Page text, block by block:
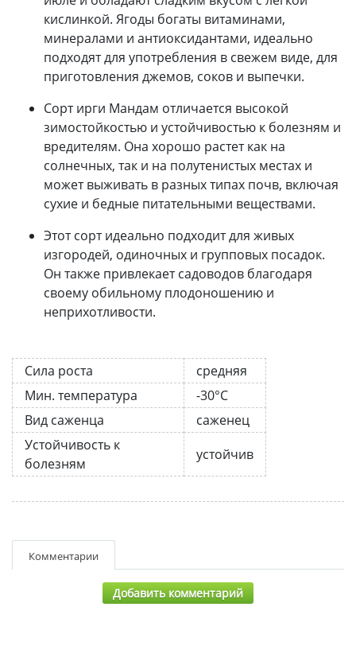
кислинкой. Ягоды богаты витаминами,
минералами и антиоксидантами, идеально
подходят для употребления в свежем виде, для
приготовления джемов, соков и выпечки.
Сорт ирги Мандам отличается высокой
зимостойкостью и устойчивостью к болезням и
вредителям. Она хорошо растет как на
солнечных, так и на полутенистых местах и
может выживать в разных типах почв, включая
сухие и бедные питательными веществами.
Этот сорт идеально подходит для живых
изгородей, одиночных и групповых посадок.
Он также привлекает садоводов благодаря
своему обильному плодоношению и
неприхотливости.
Сила роста
средняя
Мин. температура
-30°C
Вид саженца
саженец
Устойчивость к
болезням
устойчив
Комментарии
Добавить комментарий